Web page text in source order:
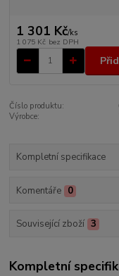
1 301 Kč/ks
1 075 Kč bez DPH
Číslo produktu:
Výrobce:
Kompletní specifikace
Komentáře 0
Související zboží 3
Kompletní